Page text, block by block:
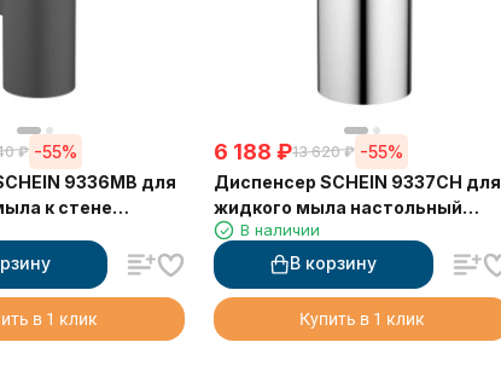
₽ -55%
9336MB для
к стене
в 1 клик
6 188 ₽13 620 ₽ -55%
Диспенсер SCHEIN 9337CH для
жидкого мыла настольный
хромВ наличии
В корзину
Купить в 1 клик